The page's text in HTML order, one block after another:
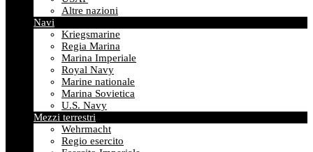
Altre nazioni
Navi
Kriegsmarine
Regia Marina
Marina Imperiale
Royal Navy
Marine nationale
Marina Sovietica
U.S. Navy
Mezzi terrestri
Wehrmacht
Regio esercito